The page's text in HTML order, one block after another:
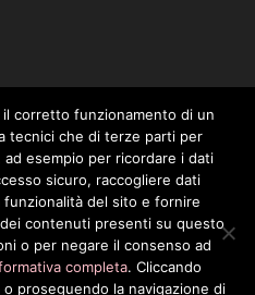
corretto funzionamento di un
tecnici che di terze parti per
esempio per ricordare i dati
sicuro, raccogliere dati
del sito e fornire
contenuti presenti su questo
o per negare il consenso ad
completa. Cliccando
proseguendo la navigazione di